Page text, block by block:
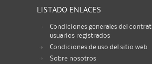
LISTADO ENLACES
Condiciones generales del
usuarios registrados
Condiciones de uso del sitio web
Sobre nosotros